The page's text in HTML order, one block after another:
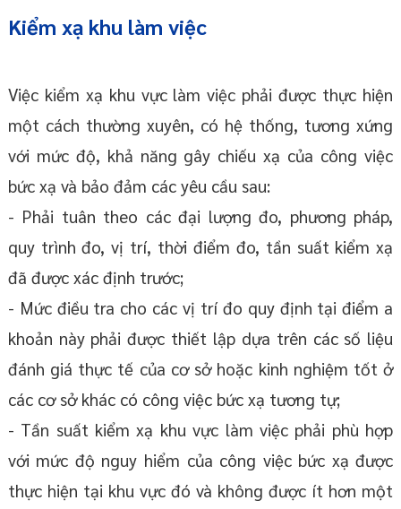
Kiểm xạ khu làm việc
Việc kiểm xạ khu vực làm việc phải được thực hiện
một cách thường xuyên, có hệ thống, tương xứng
với mức độ, khả năng gây chiếu xạ của công việc
bức xạ và bảo đảm các yêu cầu sau:
- Phải tuân theo các đại lượng đo, phương pháp,
quy trình đo, vị trí, thời điểm đo, tần suất kiểm xạ
đã được xác định trước;
- Mức điều tra cho các vị trí đo quy định tại điểm a
khoản này phải được thiết lập dựa trên các số liệu
đánh giá thực tế của cơ sở hoặc kinh nghiệm tốt ở
các cơ sở khác có công việc bức xạ tương tự;
- Tần suất kiểm xạ khu vực làm việc phải phù hợp
với mức độ nguy hiểm của công việc bức xạ được
thực hiện tại khu vực đó và không được ít hơn một